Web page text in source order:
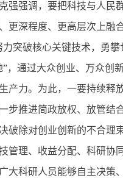
强调，要把科技与人民
更深程度、更高层次上融
力突破核心关键技术，勇
”，通过大众创业、万众创
产力。为此，一要持续释
步推进简政放权、放管结
破除对创业创新的不合理
管理、收益分配、科研协
大科研人员能够自主决策